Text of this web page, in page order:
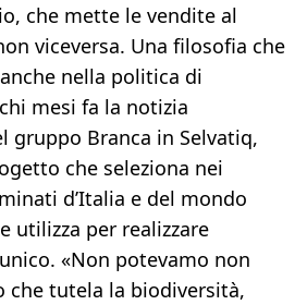
che mette le vendite al
viceversa. Una filosofia che
nella politica di
mesi fa la notizia
gruppo Branca in Selvatiq,
che seleziona nei
d’Italia e del mondo
utilizza per realizzare
«Non potevamo non
che tutela la biodiversità,